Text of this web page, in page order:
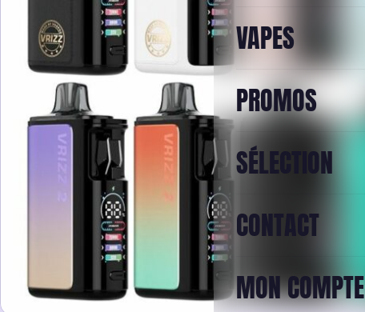
VAPES
PROMOS
SÉLECTION
CONTACT
MON COMPTE